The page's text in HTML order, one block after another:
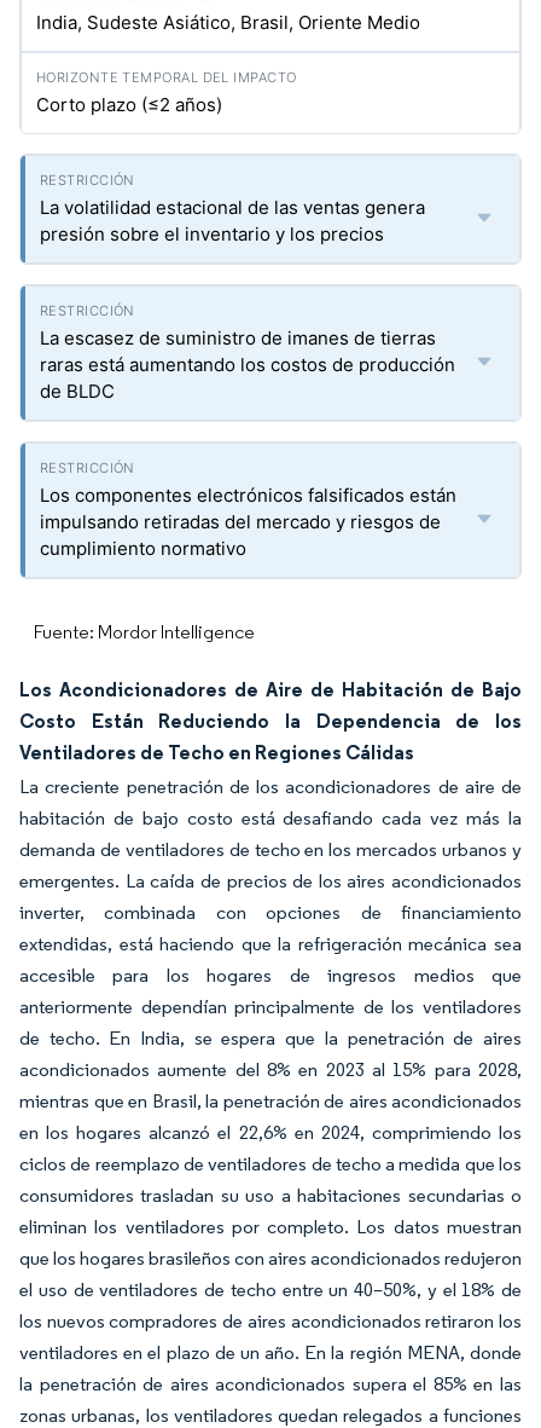
India, Sudeste Asiático, Brasil, Oriente Medio
Corto plazo (≤2 años)
La volatilidad estacional de las ventas genera
presión sobre el inventario y los precios
La escasez de suministro de imanes de tierras
raras está aumentando los costos de producción
de BLDC
Los componentes electrónicos falsificados están
impulsando retiradas del mercado y riesgos de
cumplimiento normativo
Fuente: Mordor Intelligence
Los Acondicionadores de Aire de Habitación de Bajo
Costo Están Reduciendo la Dependencia de los
Ventiladores de Techo en Regiones Cálidas
La creciente penetración de los acondicionadores de aire de
habitación de bajo costo está desafiando cada vez más la
demanda de ventiladores de techo en los mercados urbanos y
emergentes. La caída de precios de los aires acondicionados
inverter, combinada con opciones de financiamiento
extendidas, está haciendo que la refrigeración mecánica sea
accesible para los hogares de ingresos medios que
anteriormente dependían principalmente de los ventiladores
de techo. En India, se espera que la penetración de aires
acondicionados aumente del 8% en 2023 al 15% para 2028,
mientras que en Brasil, la penetración de aires acondicionados
en los hogares alcanzó el 22,6% en 2024, comprimiendo los
ciclos de reemplazo de ventiladores de techo a medida que los
consumidores trasladan su uso a habitaciones secundarias o
eliminan los ventiladores por completo. Los datos muestran
que los hogares brasileños con aires acondicionados redujeron
el uso de ventiladores de techo entre un 40–50%, y el 18% de
los nuevos compradores de aires acondicionados retiraron los
ventiladores en el plazo de un año. En la región MENA, donde
la penetración de aires acondicionados supera el 85% en las
zonas urbanas, los ventiladores quedan relegados a funciones